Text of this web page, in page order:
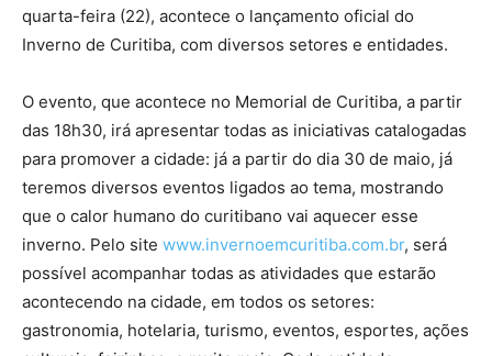
quarta-feira (22), acontece o lançamento oficial do
Inverno de Curitiba, com diversos setores e entidades.
O evento, que acontece no Memorial de Curitiba, a partir
das 18h30, irá apresentar todas as iniciativas catalogadas
para promover a cidade: já a partir do dia 30 de maio, já
teremos diversos eventos ligados ao tema, mostrando
que o calor humano do curitibano vai aquecer esse
inverno. Pelo site www.invernoemcuritiba.com.br, será
possível acompanhar todas as atividades que estarão
acontecendo na cidade, em todos os setores:
gastronomia, hotelaria, turismo, eventos, esportes, ações